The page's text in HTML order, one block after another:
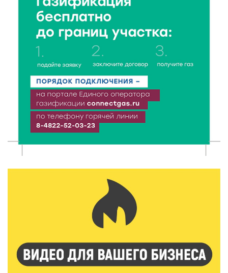
8 Авг 2026 12:37 353
Забыл вещи в транспорте? Рассказываем, что ждёт
пассажиров по новым правилам
8 Авг 2026 12:12 1177
Более 40 миллионов на металлургию получил бизнес
Твери
8 Авг 2026 11:37 384
От теории до практики: в детских лагерях Тверской
Арбуз без риска: на что обратить внимание при
покупке — советы Роскачества
8 Авг 2026 10:21 741
Виталий Королев рассказал о доступном спорте
для жителей Верхневолжья